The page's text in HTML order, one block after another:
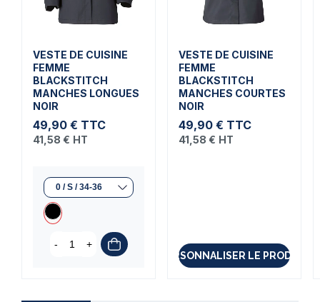
VESTE DE CUISINE
FEMME
BLACKSTITCH
MANCHES LONGUES
NOIR
49,90 € TTC
41,58 € HT
- +
VESTE DE CUISINE
FEMME
BLACKSTITCH
MANCHES COURTES
NOIR
49,90 € TTC
41,58 € HT
PERSONNALISER LE PRODUIT